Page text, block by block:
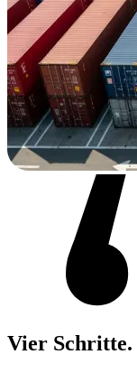
Vier Schritte.